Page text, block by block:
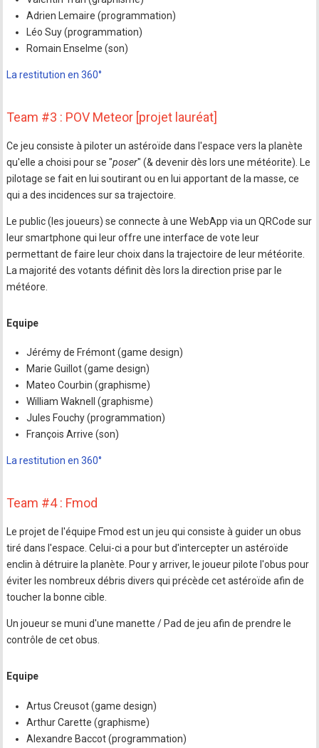
Adrien Lemaire (programmation)
Léo Suy (programmation)
Romain Enselme (son)
La restitution en 360°
Team #3 : POV Meteor [projet lauréat]
Ce jeu consiste à piloter un astéroïde dans l'espace vers la planète
qu'elle a choisi pour se "poser" (& devenir dès lors une météorite). Le
pilotage se fait en lui soutirant ou en lui apportant de la masse, ce
qui a des incidences sur sa trajectoire.
Le public (les joueurs) se connecte à une WebApp via un QRCode sur
leur smartphone qui leur offre une interface de vote leur
permettant de faire leur choix dans la trajectoire de leur météorite.
La majorité des votants définit dès lors la direction prise par le
météore.
Equipe
Jérémy de Frémont (game design)
Marie Guillot (game design)
Mateo Courbin (graphisme)
William Waknell (graphisme)
Jules Fouchy (programmation)
François Arrive (son)
La restitution en 360°
Team #4 : Fmod
Le projet de l'équipe Fmod est un jeu qui consiste à guider un obus
tiré dans l'espace. Celui-ci a pour but d'intercepter un astéroïde
enclin à détruire la planète. Pour y arriver, le joueur pilote l'obus pour
éviter les nombreux débris divers qui précède cet astéroïde afin de
toucher la bonne cible.
Un joueur se muni d'une manette / Pad de jeu afin de prendre le
contrôle de cet obus.
Equipe
Artus Creusot (game design)
Arthur Carette (graphisme)
Alexandre Baccot (programmation)